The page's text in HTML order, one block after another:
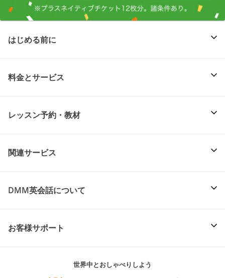
はじめる前に
料金とサービス
レッスン予約・教材
関連サービス
DMM英会話について
お客様サポート
世界中とおしゃべりしよう